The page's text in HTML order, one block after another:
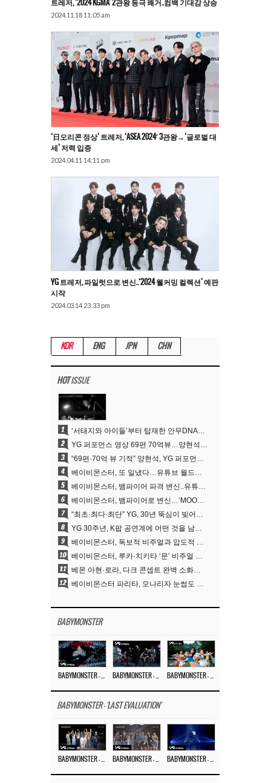
트레저, ‘2024 KGMA’ 2관왕 등극 쾌거..컴백 기대감 상승
2024.11.18 11:05 am
‘日오리콘 정상’ 트레저, ‘ASEA 2024′ 3관왕→’글로벌 대
세’ 저력 입증
2024.04.11 14:11 pm
YG 트레저, 파일럿으로 변신..‘2024 웰커밍 컬렉션’ 예판
시작
2024.03.14 23:33 pm
KOR ENG JPN CHN
HOTISSUE
1 ‘서태지와 아이들’부터 탑재한 안무DNA…양현석, YG 퍼포먼스 비디오 70억 뷰 신화의 시작
2 YG 퍼포먼스 영상 69편 70억뷰…양현석 제작 철학 통했다
3 “69편·70억 뷰 기적” 양현석, YG 퍼포먼스 비디오 100% 직접 만든 이유
4 베이비몬스터, 또 일냈다…유튜브 월드와이드 1위
5 베이비몬스터, 뱀파이어 파격 변신..유튜브 트렌딩 1위 직행
6 베이비몬스터, 뱀파이어로 변신…‘MOON’으로 찍은 3개월 프로젝트
7 “최초·최다·최단” YG, 30년 뚝심이 빚어낸 K팝 투어의 새 지평
8 YG 30주년, K팝 공연계에 어떤 것을 남겼나
9 베이비몬스터, 독보적 비주얼과 압도적 소화력..’MOON’
10 베이비몬스터, 루카·치키타 ‘문’ 비주얼 공개…절제된 카리스마·유니크 비주얼
11 베몬 아현·로라, 다크 콘셉트 완벽 소화…’문’ 비주얼 포토 공개
12 베이비몬스터 파리타, 모나리자 눈썹도 완벽 소화‥아사와 강렬 아우라
BABYMONSTER
BABYMONSTER - 'LAST EVALUATION'